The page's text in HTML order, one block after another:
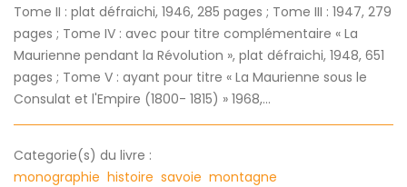
Tome II : plat défraichi, 1946, 285 pages ; Tome III : 1947, 279
pages ; Tome IV : avec pour titre complémentaire « La
Maurienne pendant la Révolution », plat défraichi, 1948, 651
pages ; Tome V : ayant pour titre « La Maurienne sous le
Consulat et l'Empire (1800- 1815) » 1968,...
Categorie(s) du livre :
monographie histoire savoie montagne